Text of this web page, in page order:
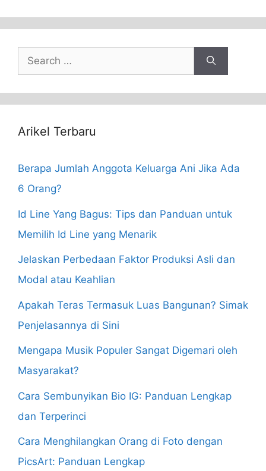
Search
for:
Arikel Terbaru
Berapa Jumlah Anggota Keluarga Ani Jika Ada
6 Orang?
Id Line Yang Bagus: Tips dan Panduan untuk
Memilih Id Line yang Menarik
Jelaskan Perbedaan Faktor Produksi Asli dan
Modal atau Keahlian
Apakah Teras Termasuk Luas Bangunan? Simak
Penjelasannya di Sini
Mengapa Musik Populer Sangat Digemari oleh
Masyarakat?
Cara Sembunyikan Bio IG: Panduan Lengkap
dan Terperinci
Cara Menghilangkan Orang di Foto dengan
PicsArt: Panduan Lengkap